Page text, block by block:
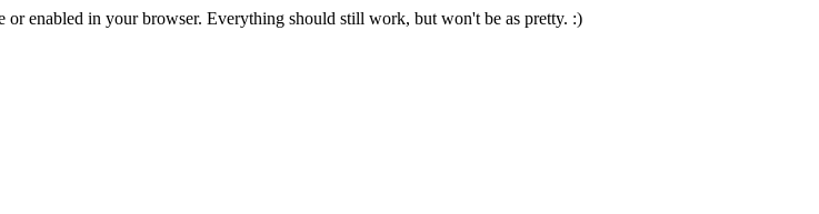
or enabled in your browser. Everything should still work, but won't be as pretty. :)